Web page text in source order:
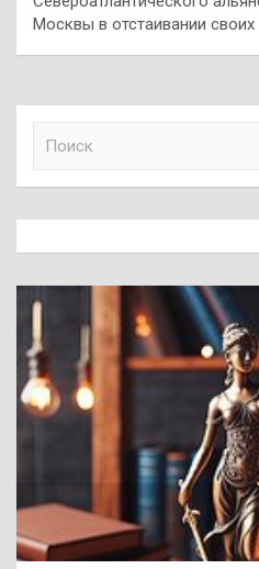
Москвы в отстаивании своих
к